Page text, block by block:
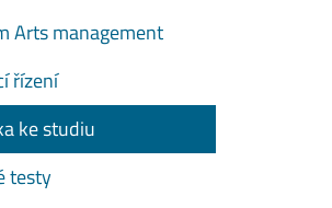
Arts management
řízení
ke studiu
testy